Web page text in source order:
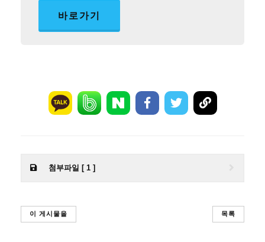
바로가기
첨부파일 [ 1 ]
이 게시물을 목록